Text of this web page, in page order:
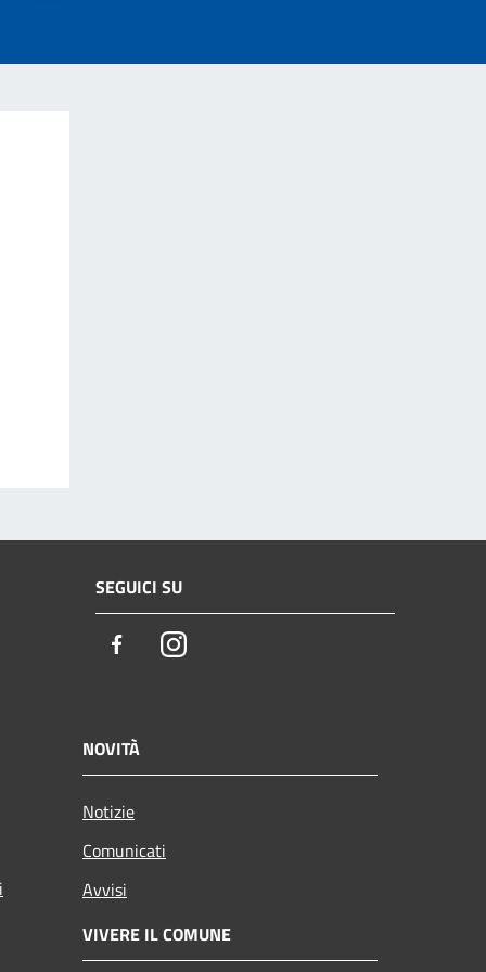
SEGUICI SU
FacebookInstagram
NOVITÀ
Notizie
Comunicati
Avvisi
VIVERE IL COMUNE